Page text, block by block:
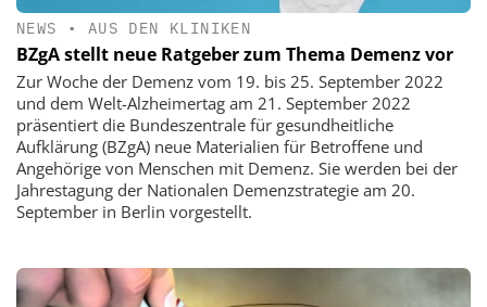
NEWS • AUS DEN KLINIKEN
BZgA stellt neue Ratgeber zum Thema Demenz vor
Zur Woche der Demenz vom 19. bis 25. September 2022
und dem Welt-Alzheimertag am 21. September 2022
präsentiert die Bundeszentrale für gesundheitliche
Aufklärung (BZgA) neue Materialien für Betroffene und
Angehörige von Menschen mit Demenz. Sie werden bei der
Jahrestagung der Nationalen Demenzstrategie am 20.
September in Berlin vorgestellt.